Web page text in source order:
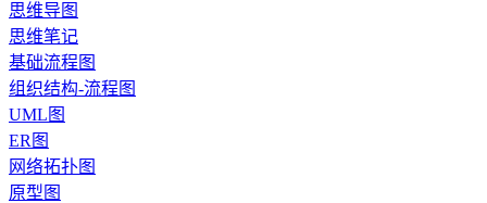
思维导图
思维笔记
基础流程图
组织结构-流程图
UML图
ER图
网络拓扑图
原型图